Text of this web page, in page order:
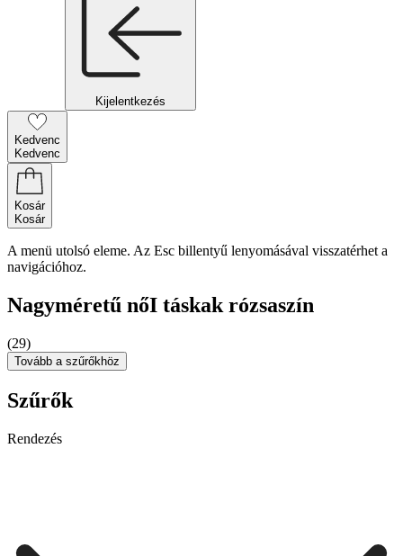
Kijelentkezés
Kedvenc
Kedvenc
Kosár
Kosár
A menü utolsó eleme. Az Esc billentyű lenyomásával visszatérhet a
navigációhoz.
Nagyméretű nőI táskak rózsaszín
(29)
Tovább a szűrőkhöz
Szűrők
Rendezés